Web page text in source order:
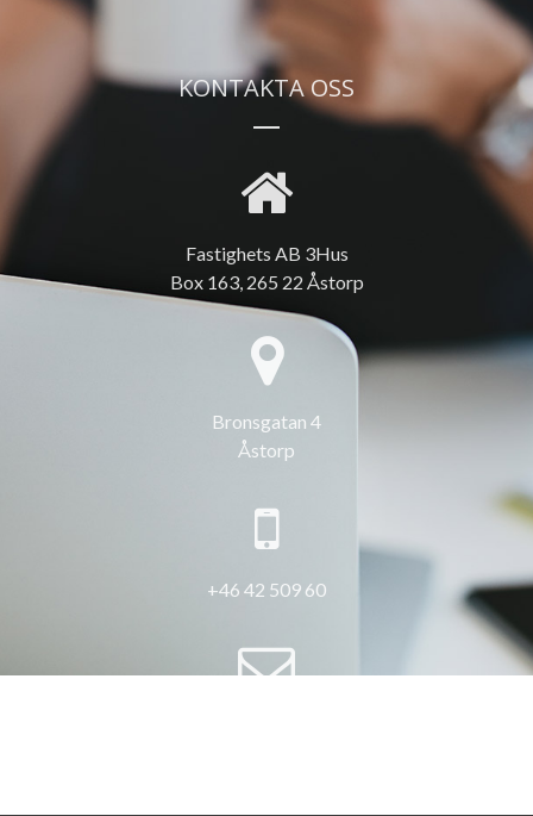
KONTAKTA OSS
Fastighets AB 3Hus
Box 163, 265 22 Åstorp
Bronsgatan 4
Åstorp
+46 42 509 60